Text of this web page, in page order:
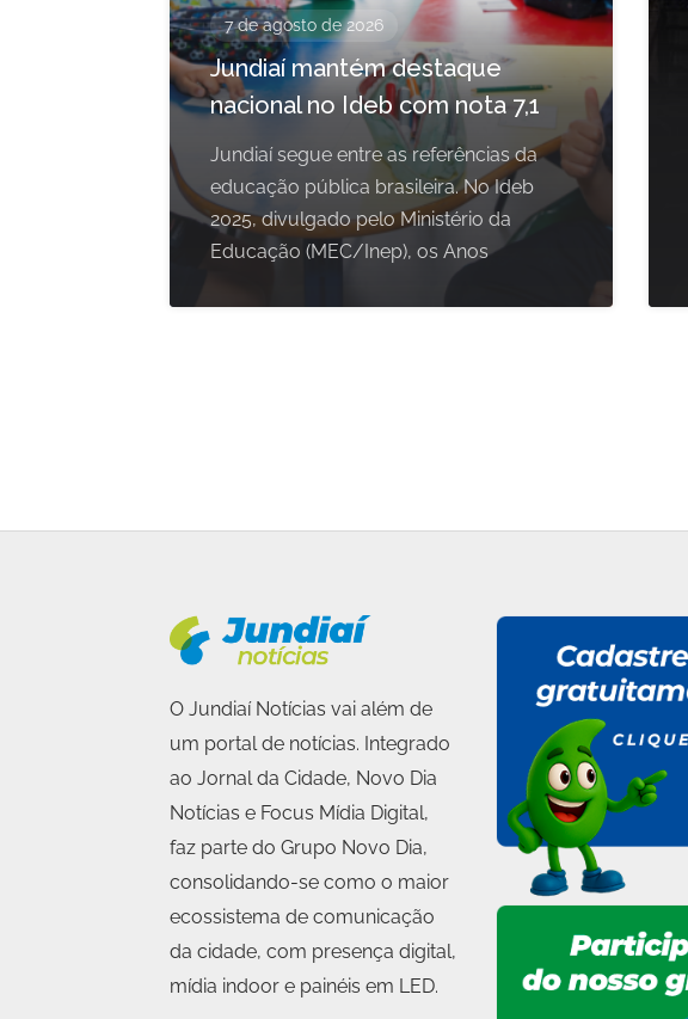
7 de agosto de 2026
Jundiaí mantém destaque
nacional no Ideb com nota 7,1
Jundiaí segue entre as referências da
educação pública brasileira. No Ideb
2025, divulgado pelo Ministério da
Educação (MEC/Inep), os Anos
O Jundiaí Notícias vai além de
um portal de notícias. Integrado
ao Jornal da Cidade, Novo Dia
Notícias e Focus Mídia Digital,
faz parte do Grupo Novo Dia,
consolidando-se como o maior
ecossistema de comunicação
da cidade, com presença digital,
mídia indoor e painéis em LED.